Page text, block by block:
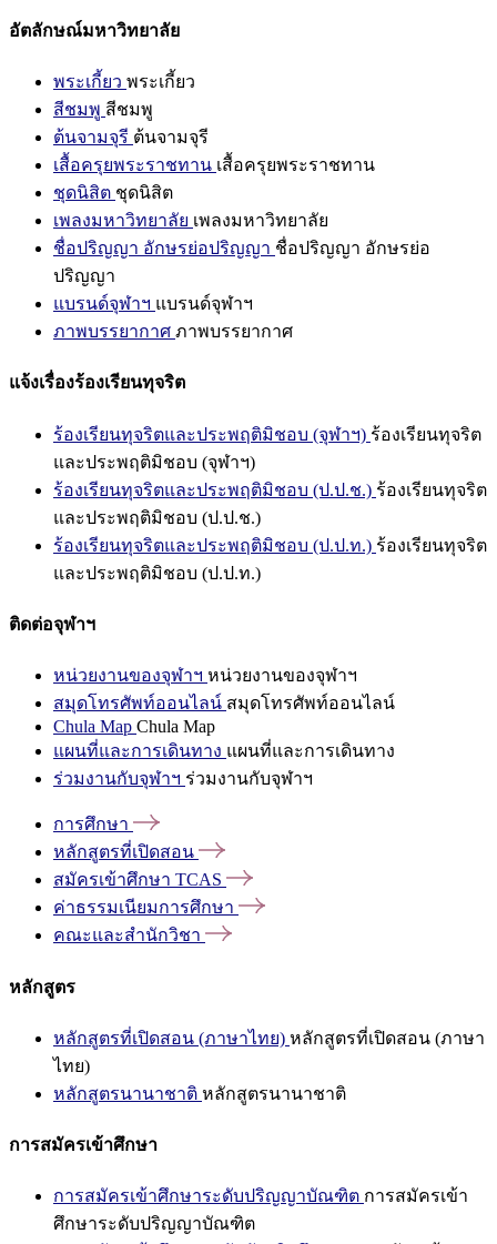
อัตลักษณ์มหาวิทยาลัย
พระเกี้ยว พระเกี้ยว
สีชมพู สีชมพู
ต้นจามจุรี ต้นจามจุรี
เสื้อครุยพระราชทาน เสื้อครุยพระราชทาน
ชุดนิสิต ชุดนิสิต
เพลงมหาวิทยาลัย เพลงมหาวิทยาลัย
ชื่อปริญญา อักษรย่อปริญญา ชื่อปริญญา อักษรย่อ
ปริญญา
แบรนด์จุฬาฯ แบรนด์จุฬาฯ
ภาพบรรยากาศ ภาพบรรยากาศ
แจ้งเรื่องร้องเรียนทุจริต
ร้องเรียนทุจริตและประพฤติมิชอบ (จุฬาฯ) ร้องเรียนทุจริต
และประพฤติมิชอบ (จุฬาฯ)
ร้องเรียนทุจริตและประพฤติมิชอบ (ป.ป.ช.) ร้องเรียนทุจริต
และประพฤติมิชอบ (ป.ป.ช.)
ร้องเรียนทุจริตและประพฤติมิชอบ (ป.ป.ท.) ร้องเรียนทุจริต
และประพฤติมิชอบ (ป.ป.ท.)
ติดต่อจุฬาฯ
หน่วยงานของจุฬาฯ หน่วยงานของจุฬาฯ
สมุดโทรศัพท์ออนไลน์ สมุดโทรศัพท์ออนไลน์
Chula Map Chula Map
แผนที่และการเดินทาง แผนที่และการเดินทาง
ร่วมงานกับจุฬาฯ ร่วมงานกับจุฬาฯ
การศึกษา
หลักสูตรที่เปิดสอน
สมัครเข้าศึกษา TCAS
ค่าธรรมเนียมการศึกษา
คณะและสำนักวิชา
หลักสูตร
หลักสูตรที่เปิดสอน (ภาษาไทย) หลักสูตรที่เปิดสอน (ภาษา
ไทย)
หลักสูตรนานาชาติ หลักสูตรนานาชาติ
การสมัครเข้าศึกษา
การสมัครเข้าศึกษาระดับปริญญาบัณฑิต การสมัครเข้า
ศึกษาระดับปริญญาบัณฑิต